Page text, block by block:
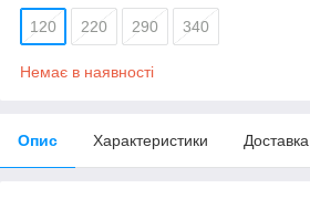
120 220 290 340
Немає в наявності
Опис Характеристики Доставка